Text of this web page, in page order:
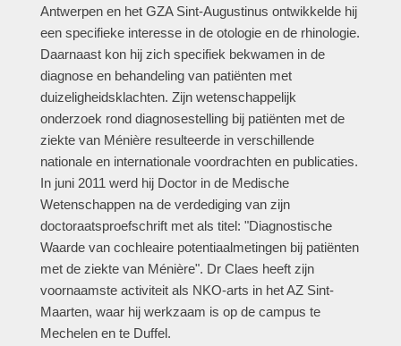
Antwerpen en het GZA Sint-Augustinus ontwikkelde hij
een specifieke interesse in de otologie en de rhinologie.
Daarnaast kon hij zich specifiek bekwamen in de
diagnose en behandeling van patiënten met
duizeligheidsklachten. Zijn wetenschappelijk
onderzoek rond diagnosestelling bij patiënten met de
ziekte van Ménière resulteerde in verschillende
nationale en internationale voordrachten en publicaties.
In juni 2011 werd hij Doctor in de Medische
Wetenschappen na de verdediging van zijn
doctoraatsproefschrift met als titel: "Diagnostische
Waarde van cochleaire potentiaalmetingen bij patiënten
met de ziekte van Ménière". Dr Claes heeft zijn
voornaamste activiteit als NKO-arts in het AZ Sint-
Maarten, waar hij werkzaam is op de campus te
Mechelen en te Duffel.